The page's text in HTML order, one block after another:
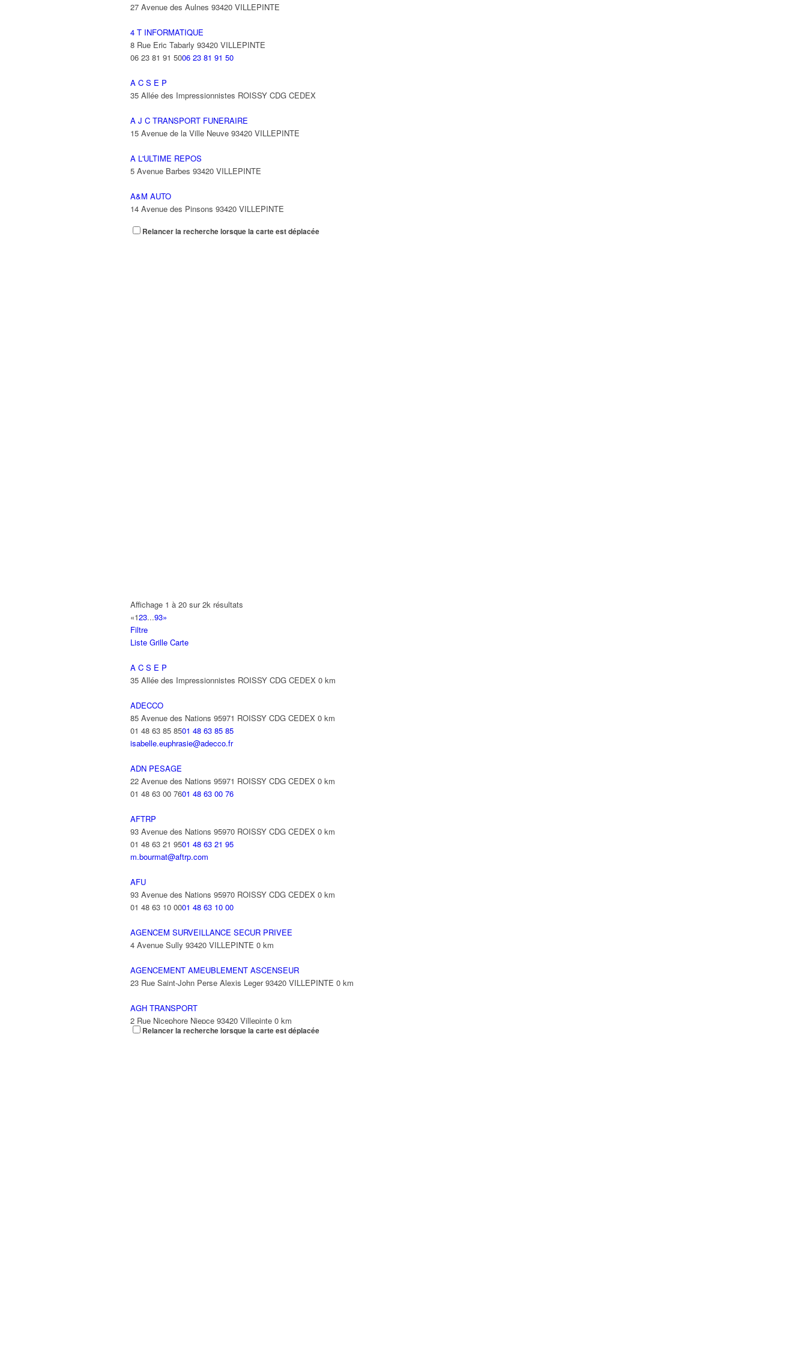
27 Avenue des Aulnes 93420 VILLEPINTE
4 T INFORMATIQUE
8 Rue Eric Tabarly 93420 VILLEPINTE
06 23 81 91 5006 23 81 91 50
A C S E P
35 Allée des Impressionnistes ROISSY CDG CEDEX
A J C TRANSPORT FUNERAIRE
15 Avenue de la Ville Neuve 93420 VILLEPINTE
A L'ULTIME REPOS
5 Avenue Barbes 93420 VILLEPINTE
A&M AUTO
14 Avenue des Pinsons 93420 VILLEPINTE
A&N EXPORTS LTD
ABBAOUI TOUFIK
10 Allée Georges Gershwin 93420 VILLEPINTE
ABBES SARAH
Relancer la recherche lorsque la carte est déplacée
Affichage 1 à 20 sur 2k résultats
«123...93»
Filtre
Liste Grille Carte
A C S E P
35 Allée des Impressionnistes ROISSY CDG CEDEX 0 km
ADECCO
85 Avenue des Nations 95971 ROISSY CDG CEDEX 0 km
01 48 63 85 8501 48 63 85 85
isabelle.euphrasie@adecco.fr
ADN PESAGE
22 Avenue des Nations 95971 ROISSY CDG CEDEX 0 km
01 48 63 00 7601 48 63 00 76
AFTRP
93 Avenue des Nations 95970 ROISSY CDG CEDEX 0 km
01 48 63 21 9501 48 63 21 95
m.bourmat@aftrp.com
AFU
93 Avenue des Nations 95970 ROISSY CDG CEDEX 0 km
01 48 63 10 0001 48 63 10 00
AGENCEM SURVEILLANCE SECUR PRIVEE
4 Avenue Sully 93420 VILLEPINTE 0 km
AGENCEMENT AMEUBLEMENT ASCENSEUR
23 Rue Saint-John Perse Alexis Leger 93420 VILLEPINTE 0 km
AGH TRANSPORT
2 Rue Nicephore Niepce 93420 Villepinte 0 km
Relancer la recherche lorsque la carte est déplacée